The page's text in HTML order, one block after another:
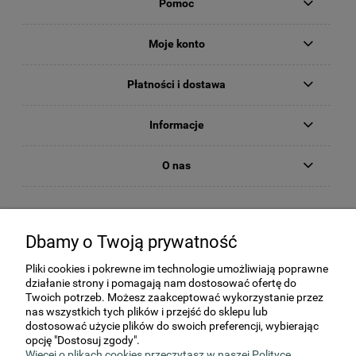
Pomoc
Moje konto
Płatności i dostawa
Informacje
O nas
KORNER Sp. z o.o., Strzałków, ul Kochanowskiego 2c, 97-500
Radomsko
Dbamy o Twoją prywatność
Pliki cookies i pokrewne im technologie umożliwiają poprawne
działanie strony i pomagają nam dostosować ofertę do
Twoich potrzeb. Możesz zaakceptować wykorzystanie przez
nas wszystkich tych plików i przejść do sklepu lub
dostosować użycie plików do swoich preferencji, wybierając
opcję "Dostosuj zgody".